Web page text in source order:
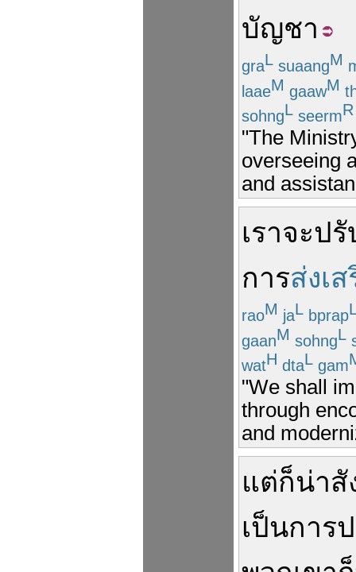
บัญชา
graL suaangM
laaeM gaawM
sohngL seermR
"The
overseeing
and
เราจะปรั
การส่งเ
raoM jaL bprap
gaanM sohngL
watH dtaL gam
"We shall
through
and
แต่ก็น่าสั
เป็นการ